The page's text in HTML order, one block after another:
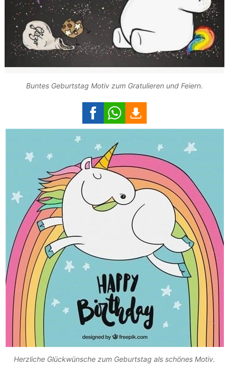
Buntes Geburtstag Motiv zum Gratulieren und Feiern.
Herzliche Glückwünsche zum Geburtstag als schönes Motiv.